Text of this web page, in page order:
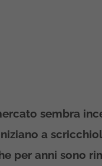
sembra
a
per anni sono